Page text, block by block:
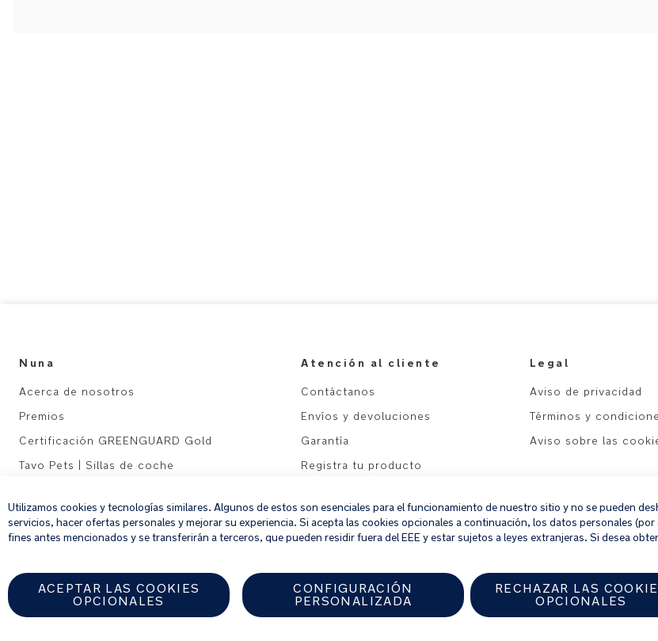
Nuna
Acerca de nosotros
Premios
Certificación GREENGUARD Gold
Tavo Pets | Sillas de coche
Atención al cliente
Contáctanos
Envíos y devoluciones
Garantía
Registra tu producto
Legal
Aviso de privacidad
Términos y
Aviso sobre las
Utilizamos cookies y tecnologías similares. Algunos de estos son esenciales para el funcionamiento de nuestro sitio y no se pueden
servicios, hacer ofertas personales y mejorar su experiencia. Si acepta las cookies opcionales a continuación, los datos personales
fines antes mencionados y se transferirán a terceros, que pueden residir fuera del EEE y estar sujetos a leyes extranjeras. Si desea
ACEPTAR LAS COOKIES
OPCIONALES
CONFIGURACIÓN
PERSONALIZADA
RECHAZAR LAS
OPCIONALES